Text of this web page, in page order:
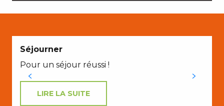
Séjourner
Pour un séjour réussi !
LIRE LA SUITE